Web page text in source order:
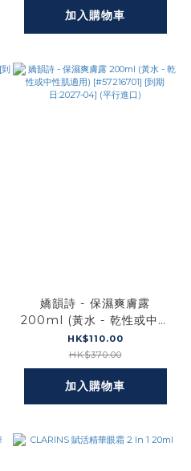
加入購物車
嬌韻詩 - 保濕爽膚露
200ml (黃水 - 乾性或中性
肌適用) [#57216701] [到
期日:2027-04] (平行進口)
HK$110.00
HK$370.00
加入購物車